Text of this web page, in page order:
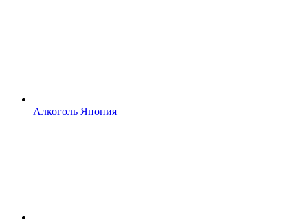
Алкоголь Япония